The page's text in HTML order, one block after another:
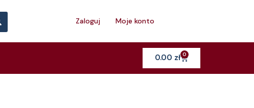
Search
Zaloguj Moje konto
0.00 zł 0Cart